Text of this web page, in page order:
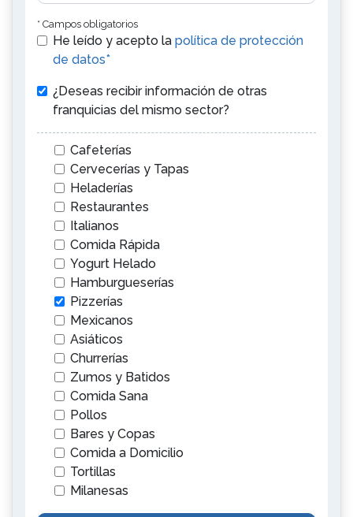
* Campos obligatorios
He leído y acepto la política de protección
de datos*
¿Deseas recibir información de otras
franquicias del mismo sector?
Cafeterías
Cervecerías y Tapas
Heladerías
Restaurantes
Italianos
Comida Rápida
Yogurt Helado
Hamburgueserías
Pizzerías
Mexicanos
Asiáticos
Churrerías
Zumos y Batidos
Comida Sana
Pollos
Bares y Copas
Comida a Domicilio
Tortillas
Milanesas